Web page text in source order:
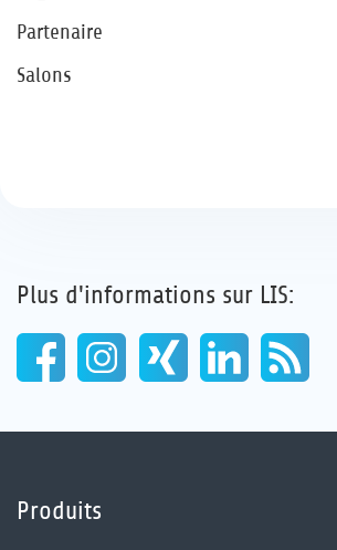
Partenaire
Salons
Plus d'informations sur LIS:
Produits